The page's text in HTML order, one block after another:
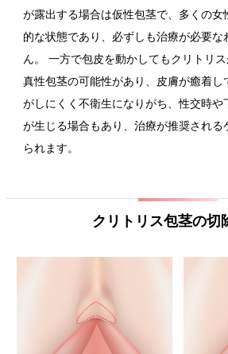
が露出する場合は仮性包茎で、多くの女
的な状態であり、必ずしも治療が必要な
ん。 一方で包皮を動かしてもクリトリ
真性包茎の可能性があり、皮膚が癒着し
がしにくく不衛生になりがち、性交時や
が生じる場合もあり、治療が推奨される
られます。
クリトリス包茎の切